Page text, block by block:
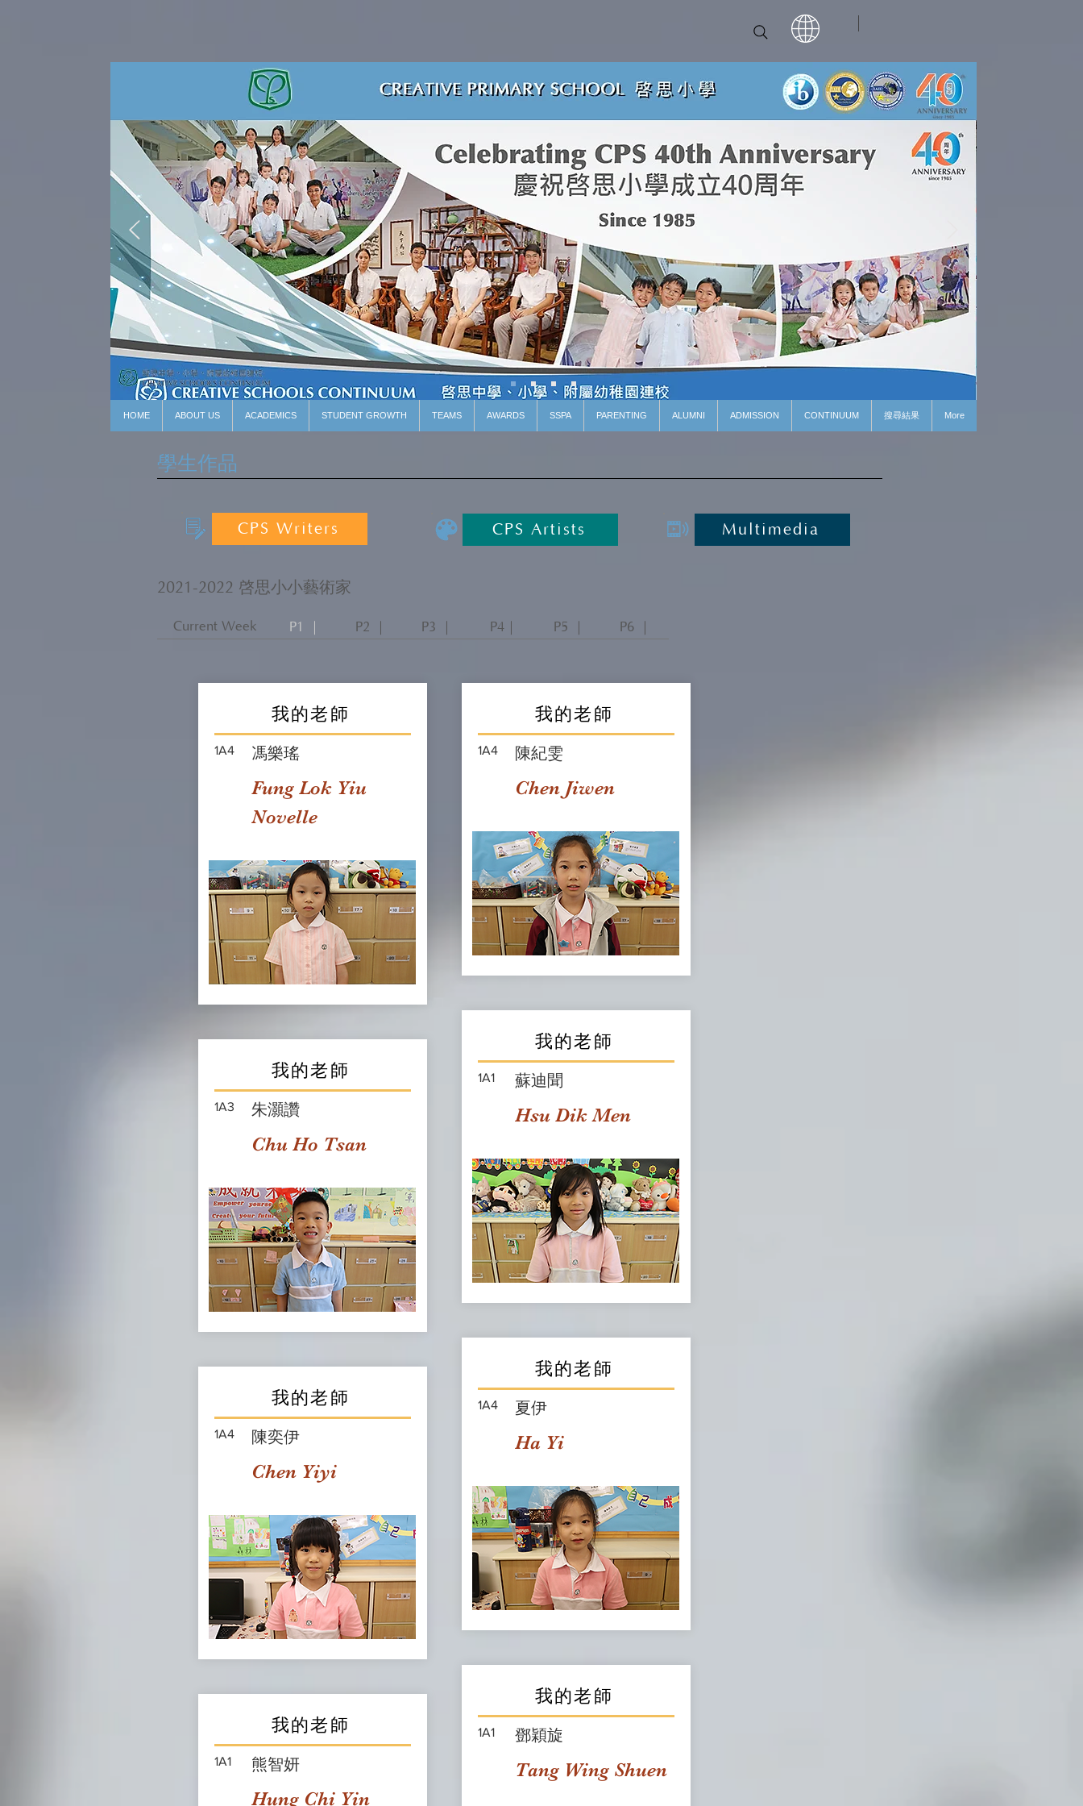
HOME ABOUT US ACADEMICS STUDENT GROWTH TEAMS AWARDS SSPA PARENTING ALUMNI ADMISSION CONTINUUM 搜尋結果 More
學生作品
CPS Writers CPS Artists Multimedia
2021-2022 啓思小小藝術家
Current Week P1 ｜ P2 ｜ P3 ｜ P4｜ P5 ｜ P6 ｜
我的老師
1A4 馮樂瑤
Fung Lok Yiu
Novelle
我的老師
1A3 朱灝讚
Chu Ho Tsan
我的老師
1A4 陳奕伊
Chen Yiyi
我的老師
1A1 熊智妍
Hung Chi Yin
我的老師
1A4 陳紀雯
Chen Jiwen
我的老師
1A1 蘇迪聞
Hsu Dik Men
我的老師
1A4 夏伊
Ha Yi
我的老師
1A1 鄧穎旋
Tang Wing Shuen